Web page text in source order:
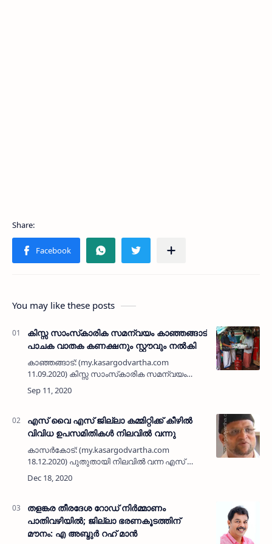
You may like these posts
കിസ്സ സാംസ്‌കാരിക സമന്വയം കാഞ്ഞങ്ങാട്
പാചക വാതക കണക്ഷനും സ്റ്റൗവും നൽകി
കാഞ്ഞങ്ങാട്: (my.kasargodvartha.com
11.09.2020) കിസ്സ സാംസ്‌കാരിക സമന്വയം
കാഞ്ഞങ്ങാട് പാചക വാതക കണക്ഷനും സ്റ്റൗവും
നൽകി. മസ്തിഷ്ക രോഗം ബാധിച്ച് ചികിത്സയിൽ
എസ് വൈ എസ് ജില്ലാ കമ്മിറ്റിക്ക് കീഴിൽ
വിവിധ ഉപസമിതികൾ നിലവിൽ വന്നു
കാസർകോട്: (my.kasargodvartha.com
18.12.2020) പുതുതായി നിലവിൽ വന്ന എസ് വൈ
എസ് ജില്ലാ കമ്മിറ്റിക്ക് കീഴിൽ വിവിധ
ഉപസമിതികൾ നിലവിൽ വന്നു. മജ്ലിസുന്നൂർ
തളങ്കര തീരദേശ റോഡ് നിര്‍മ്മാണം
പാതിവഴിയില്‍; ജില്ലാ ഭരണകൂടത്തിന്
മൗനം: എ അബ്ദുര്‍ റഹ് മാന്‍